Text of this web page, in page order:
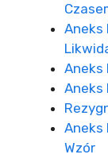
Aneks
Aneks
Aneks
Aneks
Wzór